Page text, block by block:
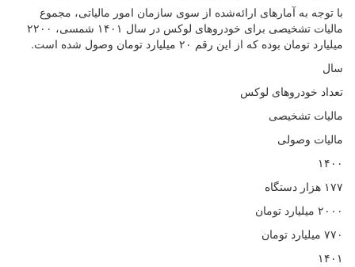
با توجه به آمارهای ارائه‌شده از سوی سازمان امور مالیاتی، مجموع
مالیات تشخیصی برای خودروهای لوکس در سال ۱۴۰۱ شمسی، ۲۲۰۰
میلیارد تومان بوده که از این رقم ۲۰ میلیارد تومان وصول شده است.
سال
تعداد خودروهای لوکس
مالیات تشخیصی
مالیات وصولی
۱۴۰۰
۱۷۷ هزار دستگاه
۲۰۰۰ میلیارد تومان
۷۷۰ میلیارد تومان
۱۴۰۱